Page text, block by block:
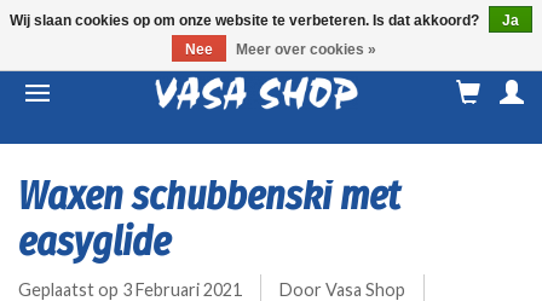
Waxen schubbenski met
easyglide
Geplaatst op 3 Februari 2021 Door Vasa Shop
Wij slaan cookies op om onze website te verbeteren. Is dat akkoord?
Ja
Nee
Meer over cookies »